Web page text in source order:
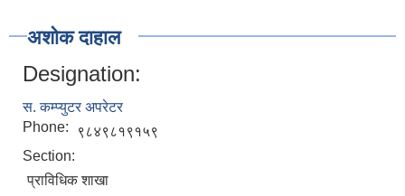
अशोक दाहाल
Designation:
स. कम्प्युटर अपरेटर
Phone:
९८४९८१९१५९
Section:
प्राविधिक शाखा